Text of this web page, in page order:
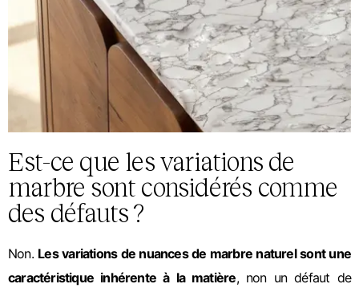
Est-ce que les variations de
marbre sont considérés comme
des défauts ?
Non. Les variations de nuances de marbre naturel sont une
caractéristique inhérente à la matière, non un défaut de